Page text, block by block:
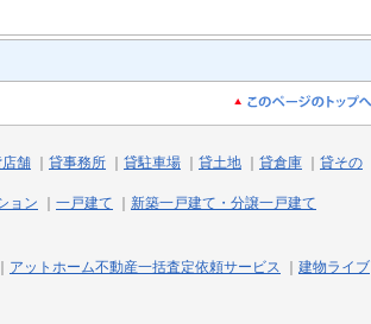
舗 貸事務所 貸駐車場 貸土地 貸倉庫
貸その
ョン 一戸建て
新築一戸建て・分譲一戸建て
アットホーム不動産一括査定依頼サービス
建物ライブ